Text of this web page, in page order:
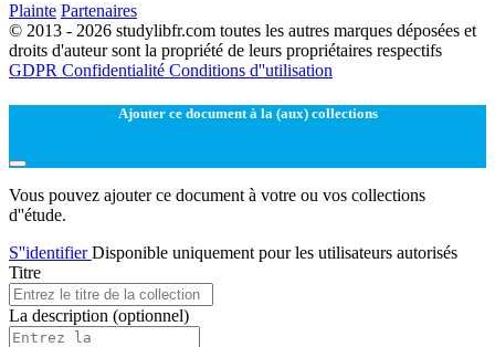
Plainte Partenaires
© 2013 - 2026 studylibfr.com toutes les autres marques déposées et
droits d'auteur sont la propriété de leurs propriétaires respectifs
GDPR Confidentialité Conditions d''utilisation
Ajouter ce document à la (aux) collections
Vous pouvez ajouter ce document à votre ou vos collections
d''étude.
S''identifierDisponible uniquement pour les utilisateurs autorisés
Titre
La description (optionnel)